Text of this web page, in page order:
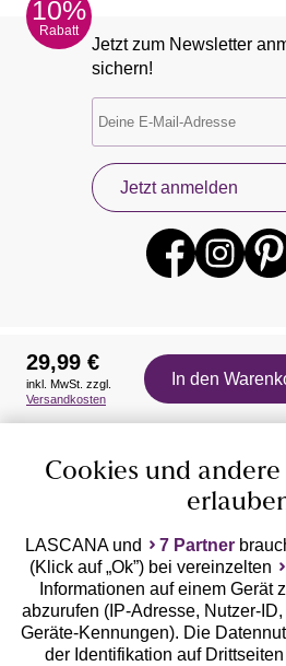
10%
Rabatt
Jetzt zum Newsletter
sichern!
Jetzt anmelden
Auszeichnungen
Geprüfte Sicherheit
29,99 €
inkl. MwSt. zzgl.
Versandkosten
In den
Cookies und
LASCANA und 7 Partner
(Klick auf „Ok”) bei vereinzelten
Informationen auf einem Gerät
abzurufen (IP-Adresse, Nutzer-
Geräte-Kennungen). Die
der Identifikation auf